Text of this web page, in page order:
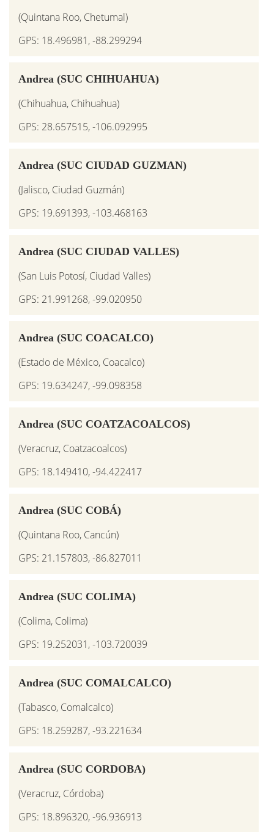
(Quintana Roo, Chetumal)
GPS: 18.496981, -88.299294
Andrea (SUC CHIHUAHUA)
(Chihuahua, Chihuahua)
GPS: 28.657515, -106.092995
Andrea (SUC CIUDAD GUZMAN)
(Jalisco, Ciudad Guzmán)
GPS: 19.691393, -103.468163
Andrea (SUC CIUDAD VALLES)
(San Luis Potosí, Ciudad Valles)
GPS: 21.991268, -99.020950
Andrea (SUC COACALCO)
(Estado de México, Coacalco)
GPS: 19.634247, -99.098358
Andrea (SUC COATZACOALCOS)
(Veracruz, Coatzacoalcos)
GPS: 18.149410, -94.422417
Andrea (SUC COBÁ)
(Quintana Roo, Cancún)
GPS: 21.157803, -86.827011
Andrea (SUC COLIMA)
(Colima, Colima)
GPS: 19.252031, -103.720039
Andrea (SUC COMALCALCO)
(Tabasco, Comalcalco)
GPS: 18.259287, -93.221634
Andrea (SUC CORDOBA)
(Veracruz, Córdoba)
GPS: 18.896320, -96.936913